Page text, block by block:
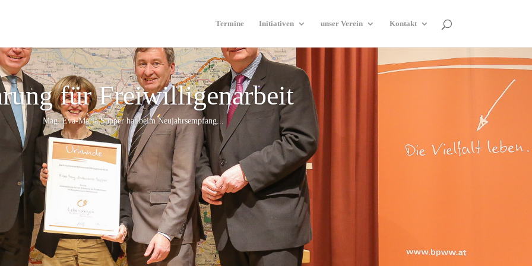
Termine Initiativen unser Verein Kontakt
für Freiwilligenarbeit
Mag. Eva-Maria Supper hat beim Neujahrsempfang...